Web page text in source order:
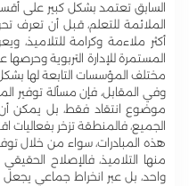
السابق تعتمد بشكل كبير على
الملائمة للتعلم، قبل أن
أكثر ملاءمة وكرامة للتلاميذ،
المستمرة للإدارة التربوية
مختلف المؤسسات التابعة لها
وفي المقابل، فإن مسألة توفير
موضوع انتقاد فقط، بل يمكن
الجميع، فالمنطقة تزخر
هذه المبادرات، سواء من خلال
منها التلاميذ، فالإصلاح
واحد، بل عبر انخراط جماعي